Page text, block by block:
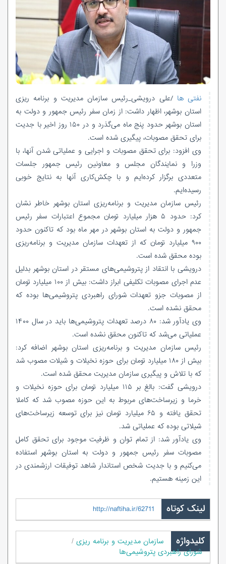
نفتی ها/علی درویشی_رئیس سازمان مدیریت و برنامه ریزی
استان بوشهر، اظهار داشت: از زمان سفر رئیس جمهور و دولت به
استان بوشهر حدود پنج ماه می‌گذرد و در ۱۵۰ روز اخیر با جدیت
برای تحقق مصوبات، پیگیری شده است.
وی افزود: برای تحقق مصوبات و اجرایی و عملیاتی شدن آنها، با
وزرا و نمایندگان مجلس و معاونین رئیس جمهور جلسات
متعددی برگزار کرده‌ایم و با چکش‌کاری آنها به نتایج خوبی
رسیده‌ایم.
رئیس سازمان مدیریت و برنامه‌ریزی استان بوشهر خاطر نشان
کرد: حدود ۵ هزار میلیارد تومان مجموع اعتبارات سفر رئیس
جمهور و دولت به استان بوشهر در مهر ماه بود که تاکنون حدود
۹۰۰ میلیارد تومان که از تعهدات سازمان مدیریت و برنامه‌ریزی
بوده محقق شده است.
درویشی با انتقاد از پتروشیمی‌های مستقر در استان بوشهر بدلیل
عدم اجرای مصوبات تکلیفی ابراز داشت: بیش از ۱۰۰ میلیارد تومان
از مصوبات جزو تعهدات شورای راهبردی پتروشیمی‌ها بوده که
محقق نشده است.
وی یادآور شد: ۸۰ درصد تعهدات پتروشیمی‌ها باید در سال ۱۴۰۰
عملیاتی می‌شد که تاکنون محقق نشده است.
رئیس سازمان مدیریت و برنامه‌ریزی استان بوشهر اضافه کرد:
بیش از ۱۸۰ میلیارد تومان برای حوزه نخیلات و شیلات مصوب شد
که با تلاش و پیگیری سازمان مدیریت محقق شده است.
درویشی گفت: بالغ بر ۱۱۵ میلیارد تومان برای حوزه نخیلات و
خرما و زیرساخت‌های مربوط به این حوزه مصوب شد که کاملا
تحقق یافته و ۶۵ میلیارد تومان نیز برای توسعه زیرساخت‌های
شیلاتی بوده که عملیاتی شد.
وی یادآور شد: از تمام توان و ظرفیت موجود برای تحقق کامل
مصوبات سفر رئیس جمهور و دولت به استان بوشهر استفاده
می‌کنیم و با جدیت شخص استاندار شاهد توفیقات ارزشمندی در
این زمینه هستیم.
لینک کوتاه http://naftiha.ir/62711
کلیدواژه
سازمان مدیریت و برنامه ریزی
شورای راهبردی پتروشیمی‌ها